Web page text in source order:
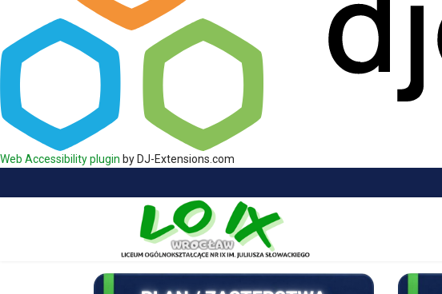
Web Accessibility plugin by DJ-Extensions.com